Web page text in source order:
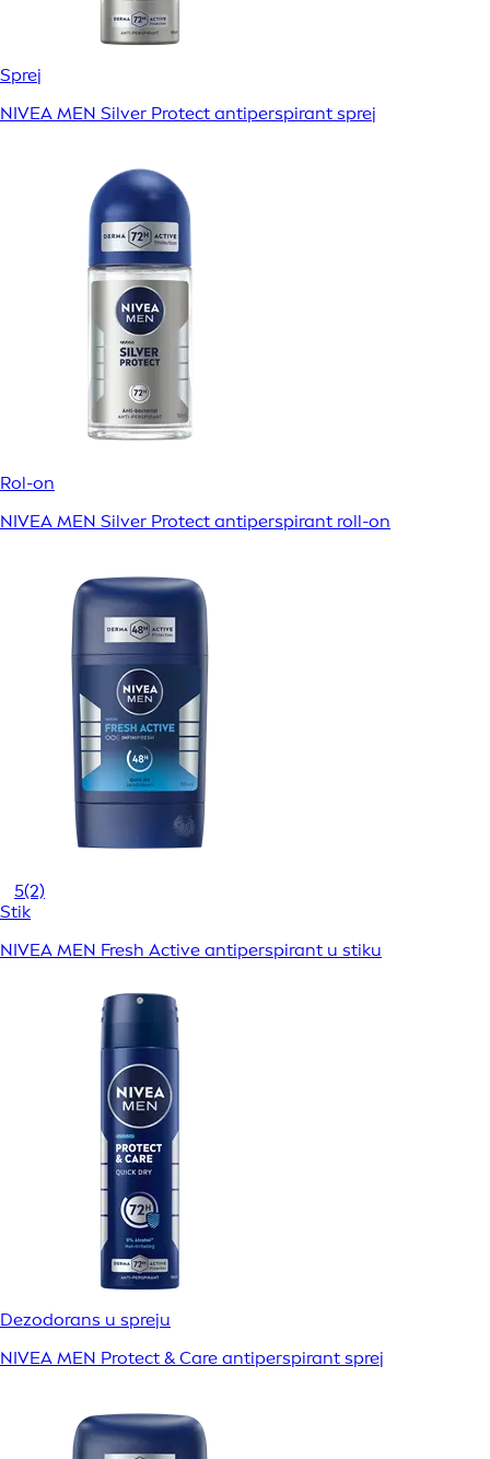
Sprej
NIVEA MEN Silver Protect antiperspirant sprej
Rol-on
NIVEA MEN Silver Protect antiperspirant roll-on
5(2)
Stik
NIVEA MEN Fresh Active antiperspirant u stiku
Dezodorans u spreju
NIVEA MEN Protect & Care antiperspirant sprej